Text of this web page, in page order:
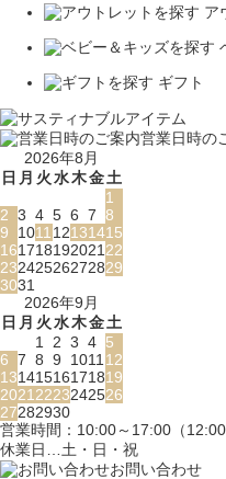
ア
ギフト
営業日時の
2026年8月
日 月 火水木金土
1
2 3 4 5 6 7 8
9
1011 12131415
161718192021 22
23242526272829
3031
2026年9月
日 月 火水木金土
1
2 3 4 5
6 7 8 9 1011 12
13141516171819
2021 2223242526
27282930
営業時間：10:00～17:00（12:00
休業日…土・日・祝
お問い合わせ